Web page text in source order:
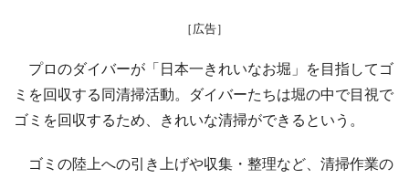
［広告］
プロのダイバーが「日本一きれいなお堀」を目指してゴ
ミを回収する同清掃活動。ダイバーたちは堀の中で目視で
ゴミを回収するため、きれいな清掃ができるという。
ゴミの陸上への引き上げや収集・整理など、清掃作業の